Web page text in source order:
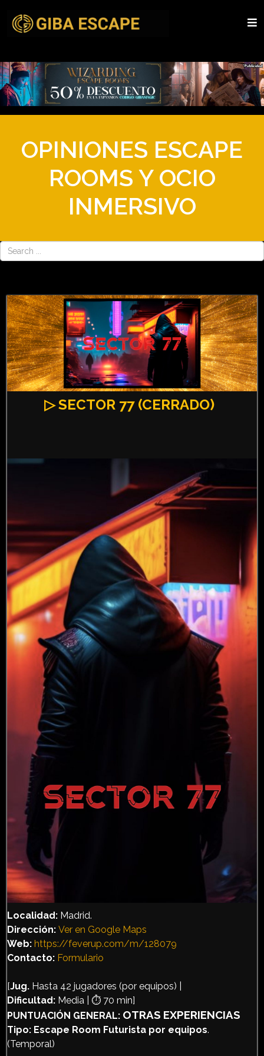
OPINIONES ESCAPE
ROOMS Y OCIO
INMERSIVO
▷ SECTOR 77 (CERRADO)
Localidad: Madrid.
Dirección: Ver en Google Maps
Web: https://feverup.com/m/128079
Contacto: Formulario
[Jug. Hasta 42 jugadores (por equipos) |
Dificultad: Media | ⏱️ 70 min]
PUNTUACIÓN GENERAL: OTRAS EXPERIENCIAS
Tipo: Escape Room Futurista por equipos.
(Temporal)